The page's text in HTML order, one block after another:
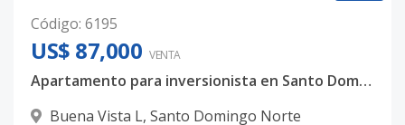
Código: 6195
US$ 87,000 VENTA
Apartamento para inversionista en Santo Domingo Norte
Buena Vista L, Santo Domingo Norte